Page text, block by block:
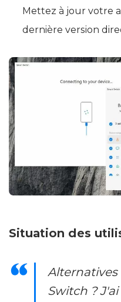
Mettez à jour votre
dernière version
Situation des
Alternatives
Switch ?